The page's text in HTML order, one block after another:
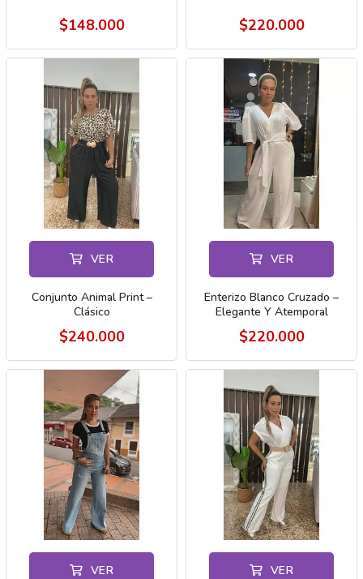
$148.000 $220.000
VER
Conjunto Animal Print –
Clásico
$240.000
VER
Enterizo Blanco Cruzado –
Elegante Y Atemporal
$220.000
VER VER